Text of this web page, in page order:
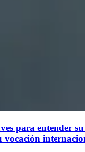
para entender
vocación